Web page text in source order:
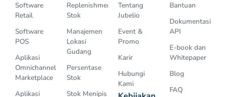
Software
Retail
Software
POS
Aplikasi
Omnichannel
Marketplace
Aplikasi
Replenishment
Stok
Manajemen
Lokasi
Gudang
Persentase
Stok
Stok Menipis
Tentang
Jubelio
Event &
Promo
Karir
Hubungi
Kami
Bantuan
Dokumentasi
API
E-book dan
Whitepaper
Blog
FAQ